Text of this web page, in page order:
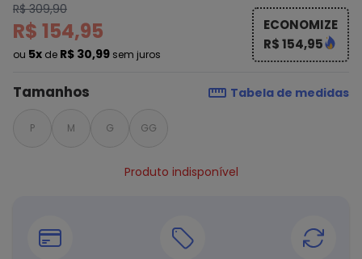
R$ 309,90
R$ 154,95
ou 5x de R$ 30,99 sem juros
ECONOMIZE
R$ 154,95
Tamanhos Tabela de medidas
P M G GG
Produto indisponível